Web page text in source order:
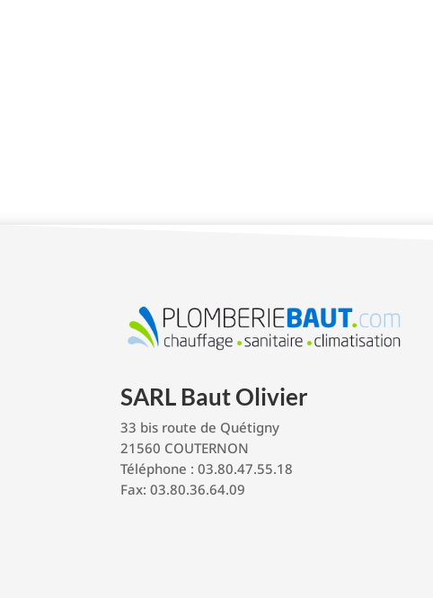
SARL Baut Olivier
33 bis route de Quétigny
21560 COUTERNON
Téléphone : 03.80.47.55.18
Fax: 03.80.36.64.09